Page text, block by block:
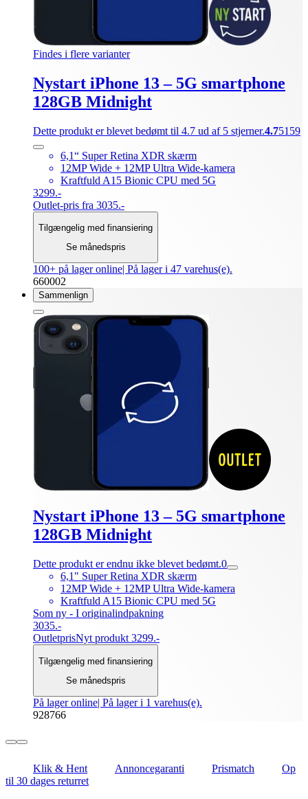
Findes i flere varianter
Nystart iPhone 13 – 5G smartphone
128GB Midnight
Dette produkt er blevet bedømt til 4.7 ud af 5 stjerner.4.75159
6,1“ Super Retina XDR skærm
12MP Wide + 12MP Ultra Wide-kamera
Kraftfuld A15 Bionic CPU med 5G
3299.-
Outlet-pris fra 3035.-
Tilgængelig med finansiering
Se månedspris
100+ på lager online | På lager i 47 varehus(e).
660002
Sammenlign
Nystart iPhone 13 – 5G smartphone
128GB Midnight
Dette produkt er endnu ikke blevet bedømt.0
6,1" Super Retina XDR skærm
12MP Wide + 12MP Ultra Wide-kamera
Kraftfuld A15 Bionic CPU med 5G
Som ny - I originalindpakning
3035.-
OutletprisNyt produkt 3299.-
Tilgængelig med finansiering
Se månedspris
På lager online| På lager i 1 varehus(e).
928766
Klik & Hent Annoncegaranti Prismatch
Op
til 30 dages returret